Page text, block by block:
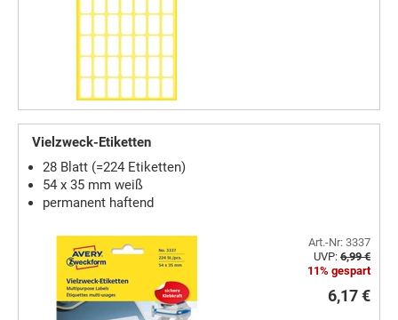
Vielzweck-Etiketten
28 Blatt (=224 Etiketten)
54 x 35 mm weiß
permanent haftend
Art.-Nr: 3337
UVP: 6,99 €
11% gespart
6,17 €